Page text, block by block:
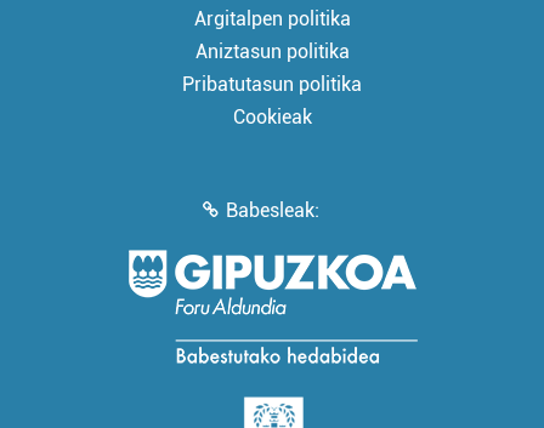
Argitalpen politika
Aniztasun politika
Pribatutasun politika
Cookieak
Babesleak: